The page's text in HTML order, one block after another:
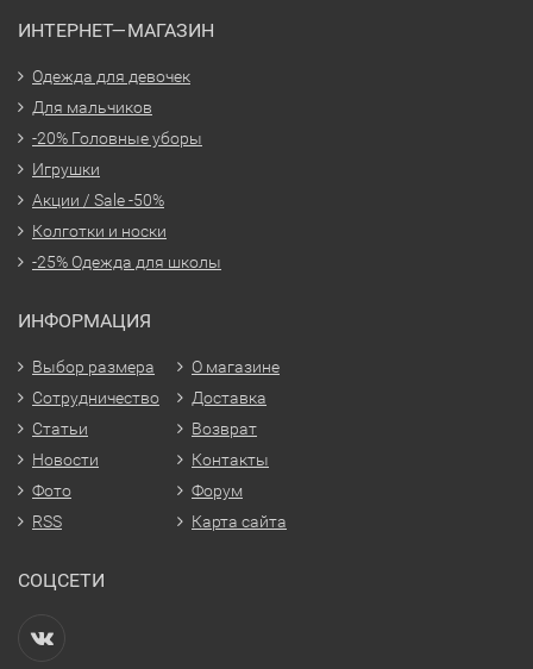
ИНТЕРНЕТ—МАГАЗИН
Одежда для девочек
Для мальчиков
-20% Головные уборы
Игрушки
Акции / Sale -50%
Колготки и носки
-25% Одежда для школы
ИНФОРМАЦИЯ
Выбор размера
Сотрудничество
Статьи
Новости
Фото
RSS
О магазине
Доставка
Возврат
Контакты
Форум
Карта сайта
СОЦСЕТИ